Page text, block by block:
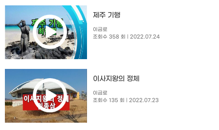
제주 기행
이금로
조회수 358 회
| 2022.07.24
이사지왕의 정체
이금로
조회수 135 회
| 2022.07.23